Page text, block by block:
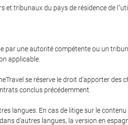
et tribunaux du pays de résidence de
par une autorité compétente ou un
applicable.
se réserve le droit d'apporter des
conclus précédemment.
langues. En cas de litige sur le
d'autres langues, la version en